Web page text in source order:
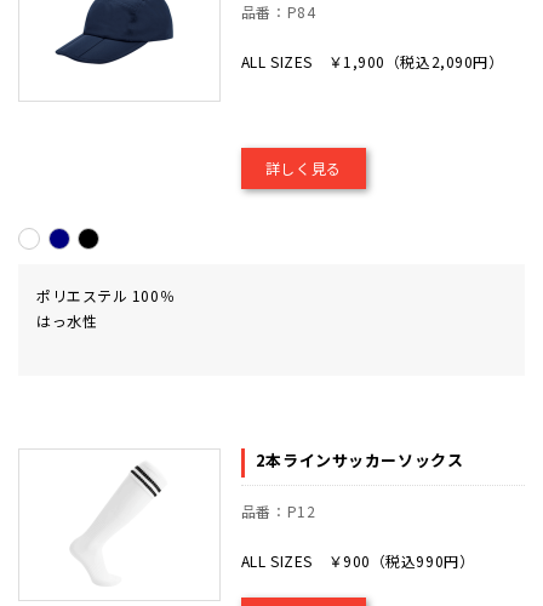
品番：P84
ALL SIZES ￥1,900（税込2,090円）
詳しく見る
ポリエステル 100％
はっ水性
2本ラインサッカーソックス
品番：P12
ALL SIZES ￥900（税込990円）